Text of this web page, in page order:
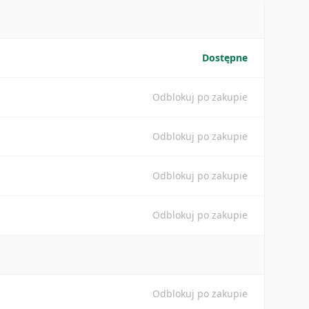
Dostępne
Odblokuj po zakupie
Odblokuj po zakupie
Odblokuj po zakupie
Odblokuj po zakupie
Odblokuj po zakupie